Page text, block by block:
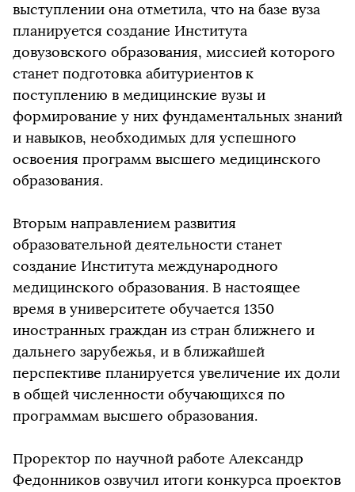
выступлении она отметила, что на базе вуза
планируется создание Института
довузовского образования, миссией которого
станет подготовка абитуриентов к
поступлению в медицинские вузы и
формирование у них фундаментальных знаний
и навыков, необходимых для успешного
освоения программ высшего медицинского
образования.
Вторым направлением развития
образовательной деятельности станет
создание Института международного
медицинского образования. В настоящее
время в университете обучается 1350
иностранных граждан из стран ближнего и
дальнего зарубежья, и в ближайшей
перспективе планируется увеличение их доли
в общей численности обучающихся по
программам высшего образования.
Проректор по научной работе Александр
Федонников озвучил итоги конкурса проектов